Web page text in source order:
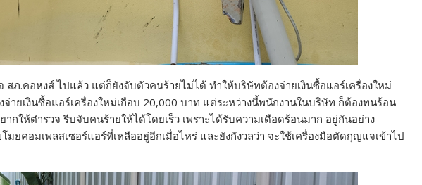
สภ.คอหงส์ ไปแล้ว แต่ก็ยังจับตัวคนร้ายไม่ได้ ทำให้บริษัทต้องจ่ายเงินซื้อแอร์เครื่องใหม่
ายเงินซื้อแอร์เครื่องใหม่เกือบ 20,000 บาท แต่ระหว่างนี้พนักงานในบริษัท ก็ต้องทนร้อน
กให้ตำรวจ รีบจับคนร้ายให้ได้โดยเร็ว เพราะได้รับความเดือดร้อนมาก อยู่กันอย่าง
มยคอมเพลสเซอร์แอร์ที่เหลืออยู่อีกเมื่อไหร่ และยังกังวลว่า จะใช้เครื่องมือตัดกุญแจเข้าไป